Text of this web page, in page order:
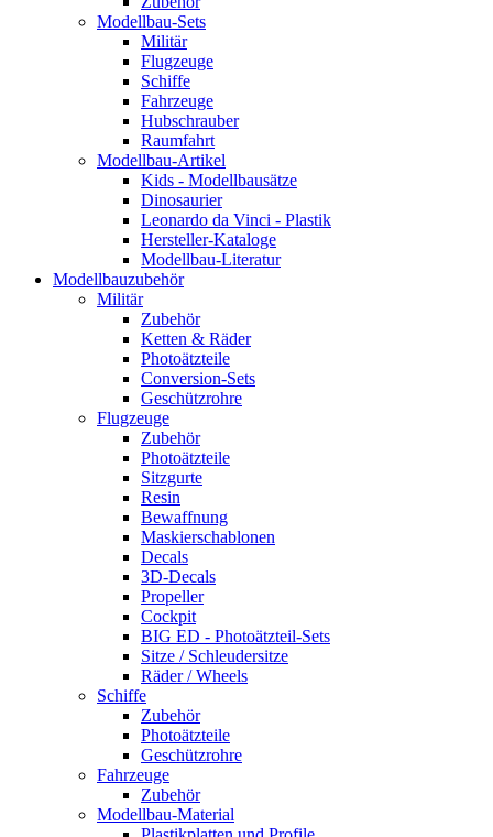
Modellbau-Sets
Militär
Flugzeuge
Schiffe
Fahrzeuge
Hubschrauber
Raumfahrt
Modellbau-Artikel
Kids - Modellbausätze
Dinosaurier
Leonardo da Vinci - Plastik
Hersteller-Kataloge
Modellbau-Literatur
Modellbauzubehör
Militär
Zubehör
Ketten & Räder
Photoätzteile
Conversion-Sets
Geschützrohre
Flugzeuge
Zubehör
Photoätzteile
Sitzgurte
Resin
Bewaffnung
Maskierschablonen
Decals
3D-Decals
Propeller
Cockpit
BIG ED - Photoätzteil-Sets
Sitze / Schleudersitze
Räder / Wheels
Schiffe
Zubehör
Photoätzteile
Geschützrohre
Fahrzeuge
Zubehör
Modellbau-Material